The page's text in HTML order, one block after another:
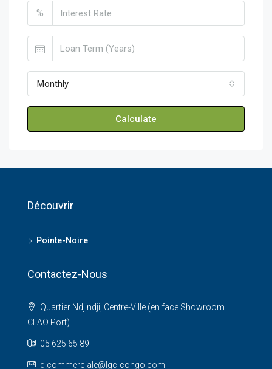
%
Monthly
Calculate
Découvrir
Pointe-Noire
Contactez-Nous
Quartier Ndjindji, Centre-Ville (en face Showroom
CFAO Port)
05 625 65 89
d.commerciale@lgc-congo.com